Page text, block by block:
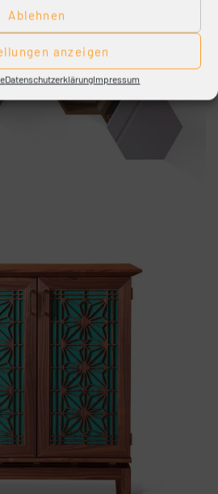
Ablehnen
anzeigen
DatenschutzerklärungImpressum